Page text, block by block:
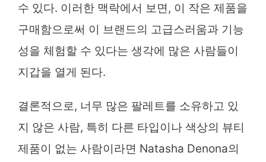
수 있다. 이러한 맥락에서 보면, 이 작은 제품을
구매함으로써 이 브랜드의 고급스러움과 기능
성을 체험할 수 있다는 생각에 많은 사람들이
지갑을 열게 된다.
결론적으로, 너무 많은 팔레트를 소유하고 있
지 않은 사람, 특히 다른 타입이나 색상의 뷰티
제품이 없는 사람이라면 Natasha Denona의